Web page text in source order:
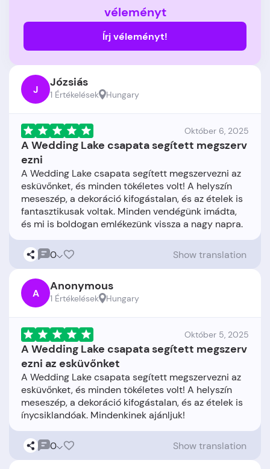
véleményt
Írj véleményt!
J Józsiás
1 Értékelések Hungary
Október 6, 2025
A Wedding Lake csapata segített megszerv
ezni
A Wedding Lake csapata segített megszervezni az
esküvőnket, és minden tökéletes volt! A helyszín
meseszép, a dekoráció kifogástalan, és az ételek is
fantasztikusak voltak. Minden vendégünk imádta,
0 Show translation
A Anonymous
1 Értékelések Hungary
Október 5, 2025
A Wedding Lake csapata segített megszerv
ezni az esküvőnket
A Wedding Lake csapata segített megszervezni az
esküvőnket, és minden tökéletes volt! A helyszín
meseszép, a dekoráció kifogástalan, és az ételek is
0 Show translation